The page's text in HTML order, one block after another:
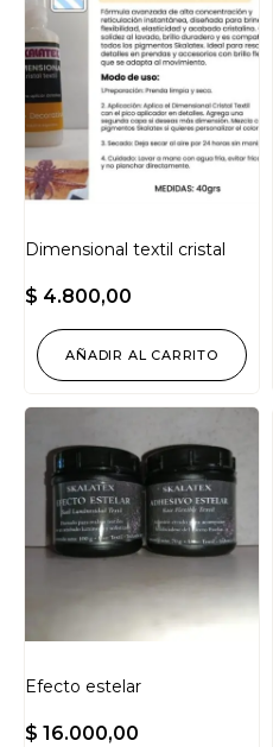
Dimensional textil cristal
$ 4.800,00
AÑADIR AL CARRITO
Efecto estelar
$ 16.000,00